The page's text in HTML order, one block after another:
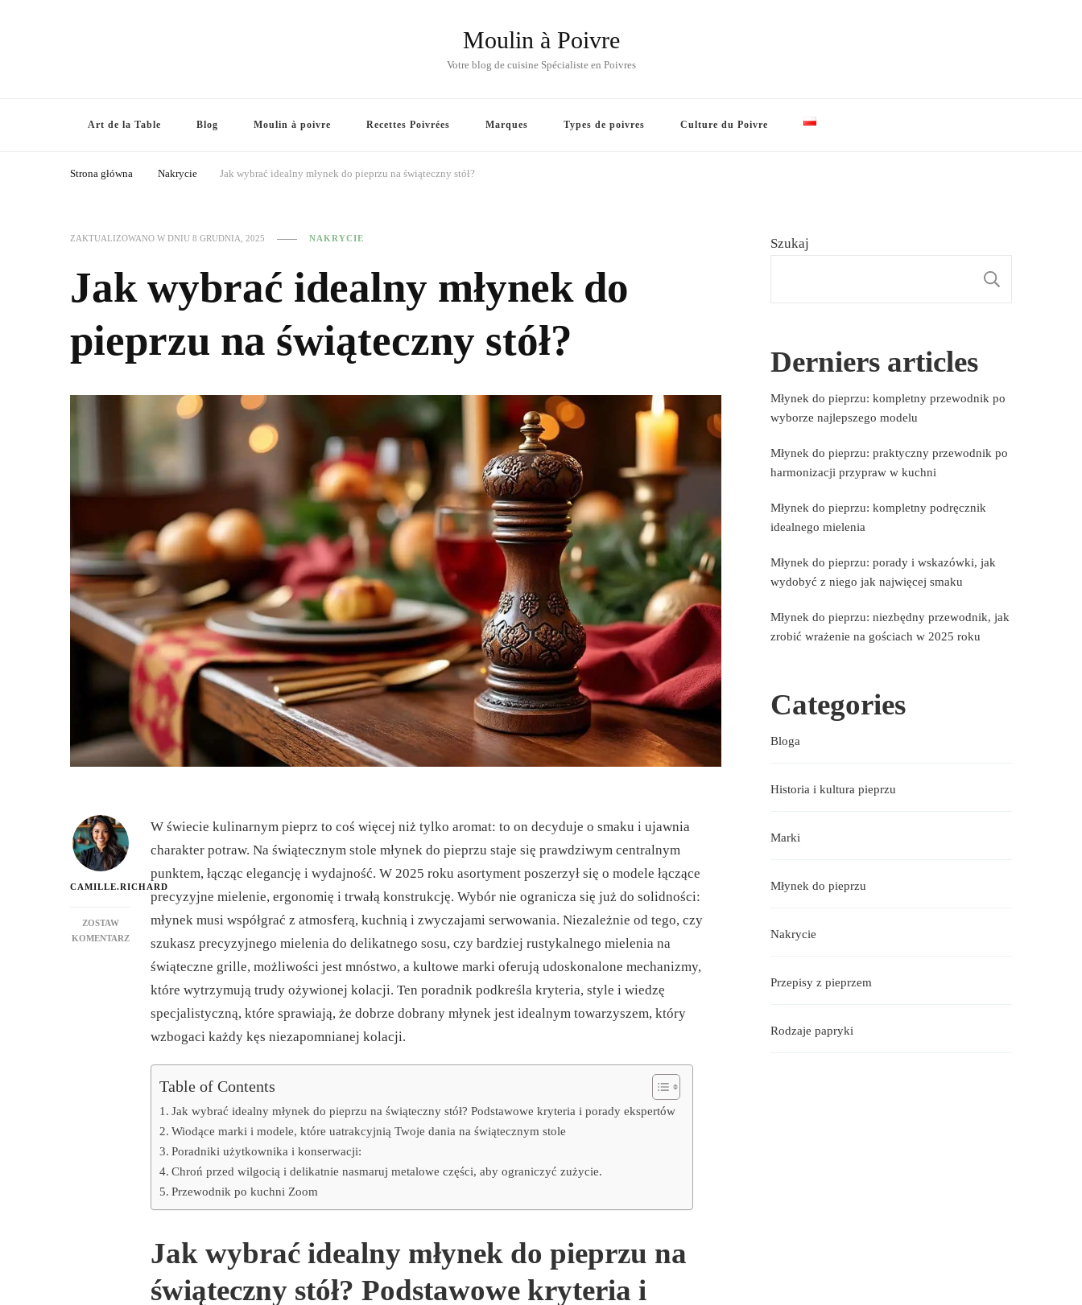
Moulin à Poivre
Votre blog de cuisine Spécialiste en Poivres
Art de la Table Blog Moulin à poivre Recettes Poivrées Marques Types de poivres Culture du Poivre
Strona główna Nakrycie Jak wybrać idealny młynek do pieprzu na świąteczny stół?
ZAKTUALIZOWANO W DNIU 8 GRUDNIA, 2025 NAKRYCIE
Jak wybrać idealny młynek do
pieprzu na świąteczny stół?
CAMILLE.RICHARD
ZOSTAW
KOMENTARZDO
WYBRAĆ
IDEALNY
W świecie kulinarnym pieprz to coś więcej niż tylko aromat: to on decyduje o smaku i ujawnia
charakter potraw. Na świątecznym stole młynek do pieprzu staje się prawdziwym centralnym
punktem, łącząc elegancję i wydajność. W 2025 roku asortyment poszerzył się o modele łączące
precyzyjne mielenie, ergonomię i trwałą konstrukcję. Wybór nie ogranicza się już do solidności:
młynek musi współgrać z atmosferą, kuchnią i zwyczajami serwowania. Niezależnie od tego, czy
szukasz precyzyjnego mielenia do delikatnego sosu, czy bardziej rustykalnego mielenia na
świąteczne grille, możliwości jest mnóstwo, a kultowe marki oferują udoskonalone mechanizmy,
które wytrzymują trudy ożywionej kolacji. Ten poradnik podkreśla kryteria, style i wiedzę
specjalistyczną, które sprawiają, że dobrze dobrany młynek jest idealnym towarzyszem, który
wzbogaci każdy kęs niezapomnianej kolacji.
Table of Contents
Jak wybrać idealny młynek do pieprzu na świąteczny stół? Podstawowe kryteria i porady ekspertów
Wiodące marki i modele, które uatrakcyjnią Twoje dania na świątecznym stole
Poradniki użytkownika i konserwacji:
Chroń przed wilgocią i delikatnie nasmaruj metalowe części, aby ograniczyć zużycie.
Przewodnik po kuchni Zoom
Jak wybrać idealny młynek do pieprzu na
świąteczny stół? Podstawowe kryteria i
Szukaj
Derniers articles
Młynek do pieprzu: kompletny przewodnik po
wyborze najlepszego modelu
Młynek do pieprzu: praktyczny przewodnik po
harmonizacji przypraw w kuchni
Młynek do pieprzu: kompletny podręcznik
idealnego mielenia
Młynek do pieprzu: porady i wskazówki, jak
wydobyć z niego jak najwięcej smaku
Młynek do pieprzu: niezbędny przewodnik, jak
zrobić wrażenie na gościach w 2025 roku
Categories
Bloga
Historia i kultura pieprzu
Marki
Młynek do pieprzu
Nakrycie
Przepisy z pieprzem
Rodzaje papryki